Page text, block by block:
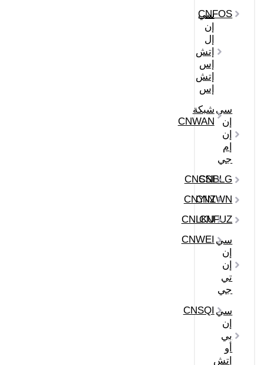
CNFOS
سي
إن
إل
إتش
إس
إتش
إس
سي
إن
إن
إم
جي
شبكة
CNWAN
CNBLG
CNSSI
CNZWN
CNYIN
CNFUZ
CNLKU
سي
إن
إن
تي
جي
CNWEI
سي
إن
بي
أو
إتش
CNSQI